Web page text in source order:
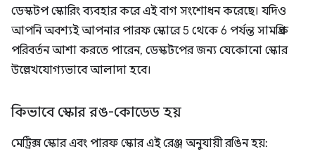
ডেস্কটপ স্কোরিং ব্যবহার করে এই বাগ সংশোধন করেছে। যদিও
আপনি অবশ্যই আপনার পারফ স্কোরে 5 থেকে 6 পর্যন্ত সামগ্রিক
পরিবর্তন আশা করতে পারেন, ডেস্কটপের জন্য যেকোনো স্কোর
উল্লেখযোগ্যভাবে আলাদা হবে।
কিভাবে স্কোর রঙ-কোডেড হয়
মেট্রিক্স স্কোর এবং পারফ স্কোর এই রেঞ্জ অনুযায়ী রঙিন হয়: